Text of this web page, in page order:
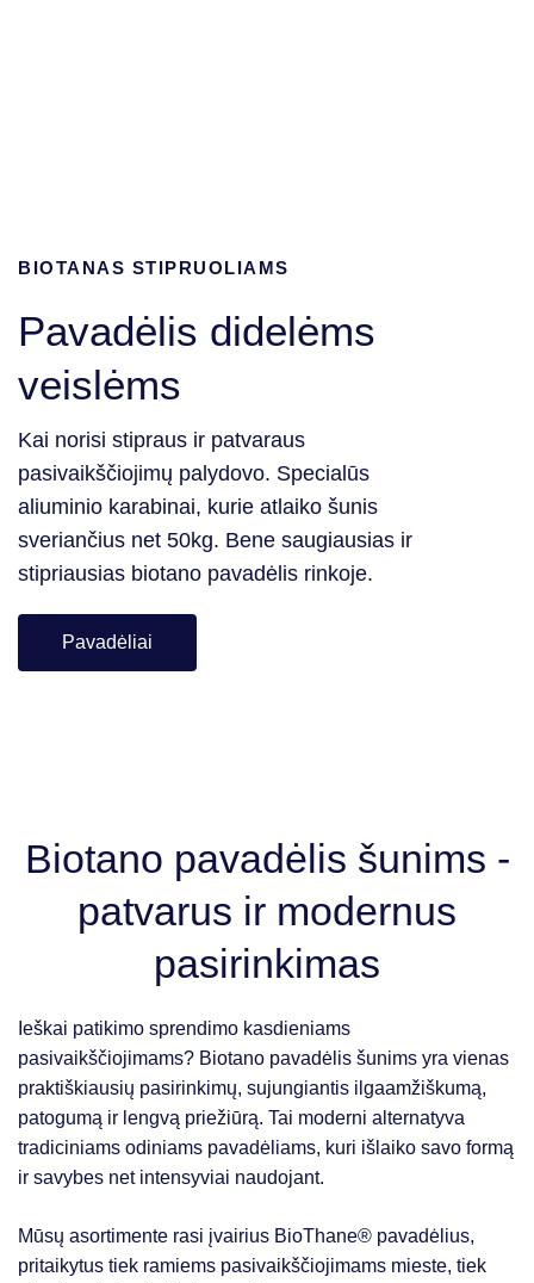
BIOTANAS STIPRUOLIAMS
Pavadėlis didelėms
veislėms
Kai norisi stipraus ir patvaraus
pasivaikščiojimų palydovo. Specialūs
aliuminio karabinai, kurie atlaiko šunis
sveriančius net 50kg. Bene saugiausias ir
stipriausias biotano pavadėlis rinkoje.
Pavadėliai
Biotano pavadėlis šunims -
patvarus ir modernus
pasirinkimas
Ieškai patikimo sprendimo kasdieniams
pasivaikščiojimams? Biotano pavadėlis šunims yra vienas
praktiškiausių pasirinkimų, sujungiantis ilgaamžiškumą,
patogumą ir lengvą priežiūrą. Tai moderni alternatyva
tradiciniams odiniams pavadėliams, kuri išlaiko savo formą
ir savybes net intensyviai naudojant.
Mūsų asortimente rasi įvairius BioThane® pavadėlius,
pritaikytus tiek ramiems pasivaikščiojimams mieste, tiek